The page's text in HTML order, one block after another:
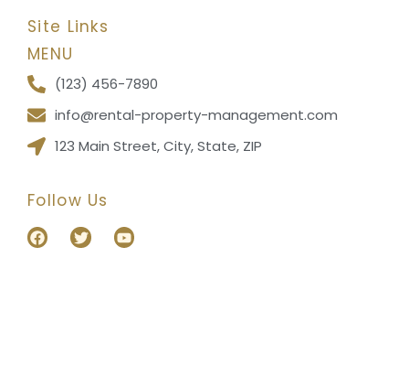
Site Links
MENU
(123) 456-7890
info@rental-property-management.com
123 Main Street, City, State, ZIP
Follow Us